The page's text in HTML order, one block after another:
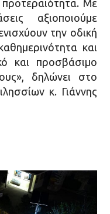
Με
αξιοποιούμε
την οδική
και
και προσβάσιμο
δηλώνει στο
κ. Γιάννης